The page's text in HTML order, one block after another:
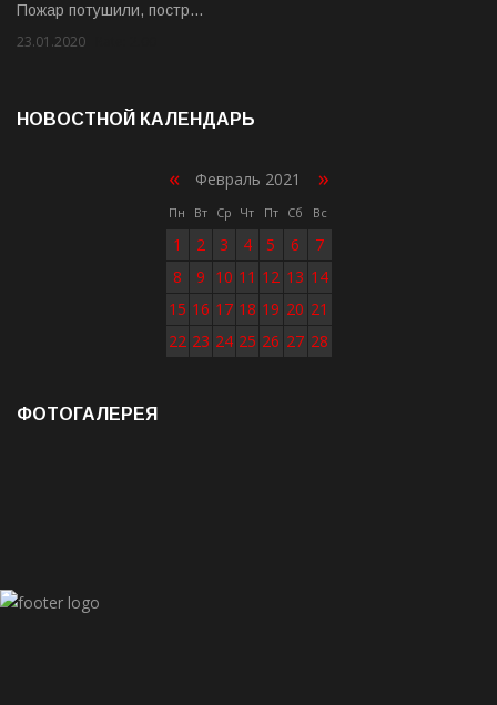
Пожар потушили, постр…
23.01.2020
НОВОСТНОЙ КАЛЕНДАРЬ
« Февраль 2021 »
Пн Вт Ср Чт Пт Сб Вс
1 2 3 4 5 6
7
8
9 10 11 12 13 14
15 16 17 18 19 20 21
22 23 24 25 26 27 28
ФОТОГАЛЕРЕЯ